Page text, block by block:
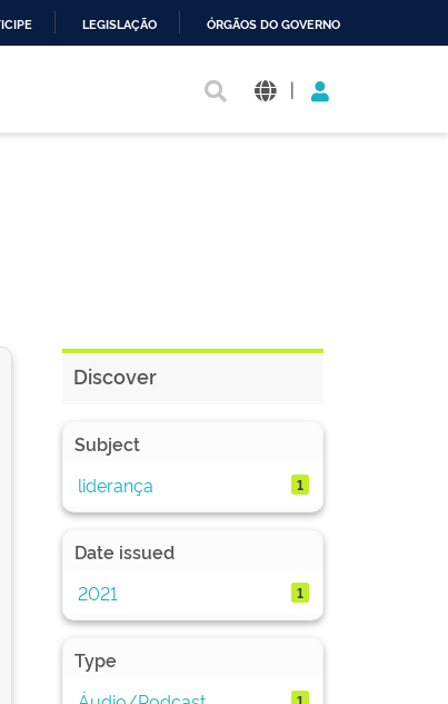
LEGISLAÇÃO ÓRGÃOS DO GOVERNO
|
Discover
Subject
liderança
1
Date issued
2021
1
Type
1